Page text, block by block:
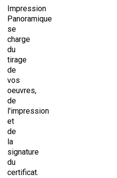
Impression
Panoramique
se
charge
du
tirage
de
vos
oeuvres,
de
l'impression
et
de
la
signature
du
certificat.